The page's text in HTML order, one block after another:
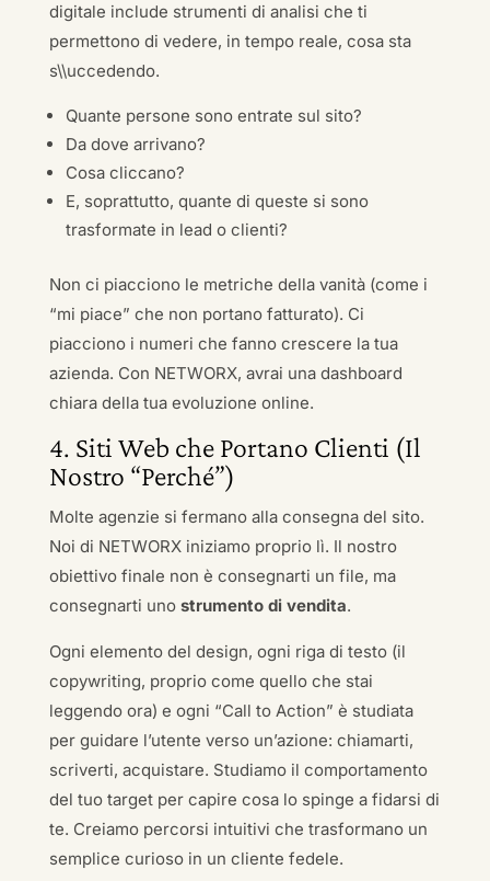
digitale include strumenti di analisi che ti
permettono di vedere, in tempo reale, cosa sta
s\\uccedendo.
Quante persone sono entrate sul sito?
Da dove arrivano?
Cosa cliccano?
E, soprattutto, quante di queste si sono
trasformate in lead o clienti?
Non ci piacciono le metriche della vanità (come i
“mi piace” che non portano fatturato). Ci
piacciono i numeri che fanno crescere la tua
azienda. Con NETWORX, avrai una dashboard
chiara della tua evoluzione online.
4. Siti Web che Portano Clienti (Il
Nostro “Perché”)
Molte agenzie si fermano alla consegna del sito.
Noi di NETWORX iniziamo proprio lì. Il nostro
obiettivo finale non è consegnarti un file, ma
consegnarti uno strumento di vendita.
Ogni elemento del design, ogni riga di testo (il
copywriting, proprio come quello che stai
leggendo ora) e ogni “Call to Action” è studiata
per guidare l’utente verso un’azione: chiamarti,
scriverti, acquistare. Studiamo il comportamento
del tuo target per capire cosa lo spinge a fidarsi di
te. Creiamo percorsi intuitivi che trasformano un
semplice curioso in un cliente fedele.